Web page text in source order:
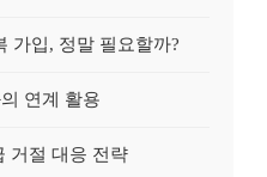
가입, 정말 필요할까?
연계 활용
거절 대응 전략